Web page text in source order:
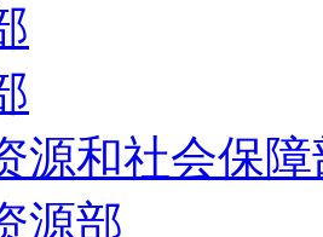
源和社会保
源部